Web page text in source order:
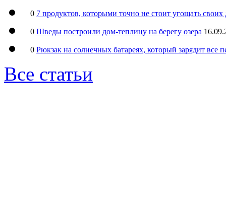
0 7 продуктов, которыми точно не стоит угощать
0 Шведы построили дом-теплицу на берегу озера
0 Рюкзак на солнечных батареях, который зарядит все
Все статьи